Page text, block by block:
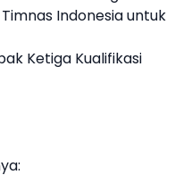
Indonesia untuk
Ketiga Kualifikasi